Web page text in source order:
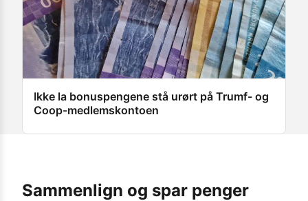
Ikke la bonuspengene stå urørt på Trumf- og
Coop-medlemskontoen
Sammenlign og spar penger